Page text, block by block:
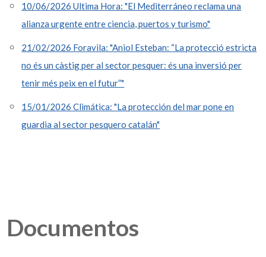
10/06/2026 Ultima Hora: "El Mediterráneo reclama una
alianza urgente entre ciencia, puertos y turismo"
21/02/2026 Foravila: "Aniol Esteban: “La protecció estricta
no és un càstig per al sector pesquer: és una inversió per
tenir més peix en el futur”"
15/01/2026 Climática: "La protección del mar pone en
guardia al sector pesquero catalán"
Documentos